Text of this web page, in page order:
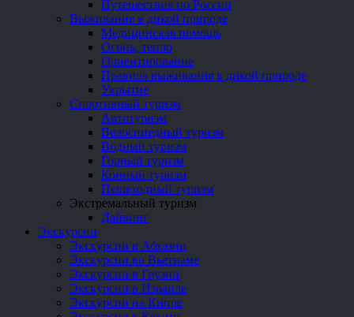
Путешествия по России
Выживание в дикой природе
Медицинская помощь
Огонь, тепло
Ориентирование
Правила выживания в дикой природе
Укрытие
Спортивный туризм
Автотуризм
Велосипедный туризм
Водный туризм
Горный туризм
Конный туризм
Пешеходный туризм
Экстремальный туризм
Дайвинг
Экскурсии
Экскурсии в Абхазии
Экскурсии во Вьетнаме
Экскурсии в Грузии
Экскурсии в Израиле
Экскурсии на Кипре